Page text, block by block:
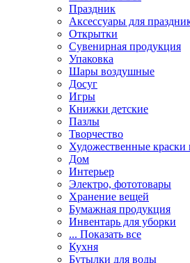
Праздник
Аксессуары для
Открытки
Сувенирная продукция
Упаковка
Шары воздушные
Досуг
Игры
Книжки детские
Пазлы
Творчество
Художественные краски
Дом
Интерьер
Электро, фототовары
Хранение вещей
Бумажная продукция
Инвентарь для уборки
... Показать все
Кухня
Бутылки для воды